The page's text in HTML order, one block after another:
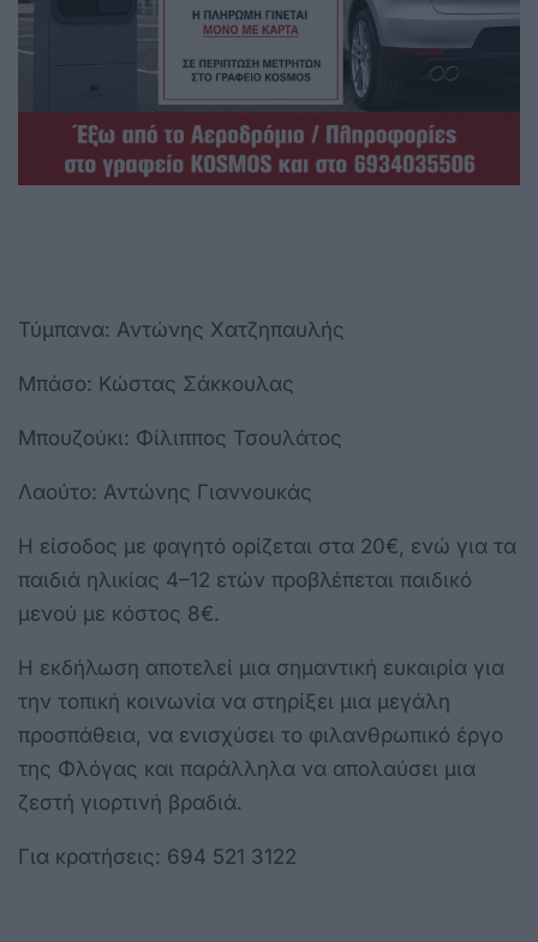
Τύμπανα: Αντώνης Χατζηπαυλής
Μπάσο: Κώστας Σάκκουλας
Μπουζούκι: Φίλιππος Τσουλάτος
Λαούτο: Αντώνης Γιαννουκάς
Η είσοδος με φαγητό ορίζεται στα 20€, ενώ για τα
παιδιά ηλικίας 4–12 ετών προβλέπεται παιδικό
μενού με κόστος 8€.
Η εκδήλωση αποτελεί μια σημαντική ευκαιρία για
την τοπική κοινωνία να στηρίξει μια μεγάλη
προσπάθεια, να ενισχύσει το φιλανθρωπικό έργο
της Φλόγας και παράλληλα να απολαύσει μια
ζεστή γιορτινή βραδιά.
Για κρατήσεις: 694 521 3122